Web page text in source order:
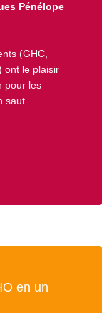
Pénélope
(GHC,
ont le plaisir
pour les
saut
en un